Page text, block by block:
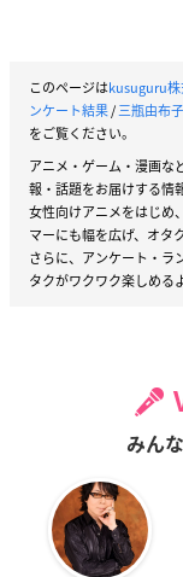
このページはkusuguru
ンケート結果/三瓶由布子
をご覧ください。
アニメ・ゲーム・漫画な
報・話題をお届けする情
女性向けアニメをはじめ
マーにも幅を広げ、オタ
さらに、アンケート・ラ
タクがワクワク楽しめる
みん